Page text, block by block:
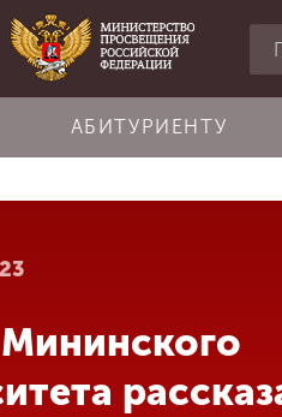
АБИТУРИЕНТУ